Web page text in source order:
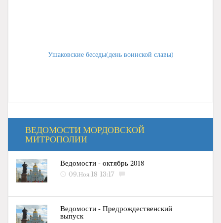
Ушаковские беседы(день воинской славы)
ВЕДОМОСТИ МОРДОВСКОЙ
МИТРОПОЛИИ
Ведомости - октябрь 2018
09.Ноя.18 13:17
Ведомости - Предрождественский
выпуск